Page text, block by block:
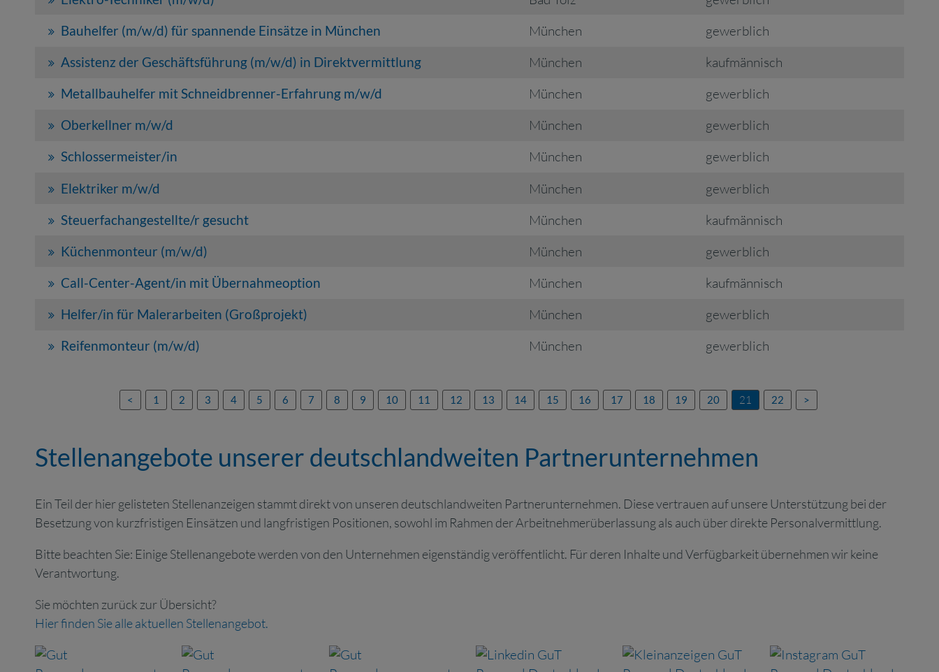
Bauhelfer (m/w/d) für spannende Einsätze in München München gewerblich
Assistenz der Geschäftsführung (m/w/d) in Direktvermittlung München kaufmännisch
Metallbauhelfer mit Schneidbrenner-Erfahrung m/w/d München gewerblich
Oberkellner m/w/d München gewerblich
Schlossermeister/in München gewerblich
Elektriker m/w/d München gewerblich
Steuerfachangestellte/r gesucht München kaufmännisch
Küchenmonteur (m/w/d) München gewerblich
Call-Center-Agent/in mit Übernahmeoption München kaufmännisch
Helfer/in für Malerarbeiten (Großprojekt) München gewerblich
Reifenmonteur (m/w/d) München gewerblich
< 1 2 3 4 5 6 7 8 9 10 11 12 13 14 15 16 17 18 19 20 21 22 >
Stellenangebote unserer deutschlandweiten Partnerunternehmen
Ein Teil der hier gelisteten Stellenanzeigen stammt direkt von unseren deutschlandweiten Partnerunternehmen. Diese vertrauen auf unsere Unterstützung bei der
Besetzung von kurzfristigen Einsätzen und langfristigen Positionen, sowohl im Rahmen der Arbeitnehmerüberlassung als auch über direkte Personalvermittlung.
Bitte beachten Sie: Einige Stellenangebote werden von den Unternehmen eigenständig veröffentlicht. Für deren Inhalte und Verfügbarkeit übernehmen wir keine
Verantwortung.
Sie möchten zurück zur Übersicht?
Hier finden Sie alle aktuellen Stellenangebot.